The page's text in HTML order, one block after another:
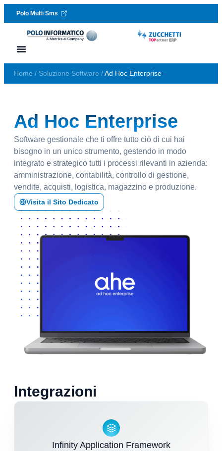
Vai al contenuto
Polo Multi Sms
Home / Soluzione Software /Ad Hoc Enterprise
Ad Hoc Enterprise
Software gestionale che ti offre tutto ciò di cui hai
bisogno in un unico strumento, gestendo in modo
integrato e strategico tutti i processi rilevanti in azienda:
amministrazione, contabilità, controllo di gestione,
vendite, acquisti, logistica, magazzino e produzione.
Visita il Sito Dedicato
Integrazioni
Infinity Application Framework